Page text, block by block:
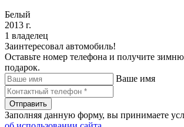
Белый
2013 г.
1 владелец
Заинтересовал автомобиль!
Оставьте номер телефона и получите
подарок.
Ваше имя
Отправить
Заполняя данную форму, вы принимаете